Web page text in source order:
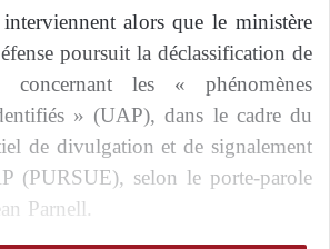
alors que le ministère
poursuit la déclassification de
concernant les « phénomènes
» (UAP), dans le cadre du
de divulgation et de signalement
(PURSUE), selon le porte-parole
Parnell.